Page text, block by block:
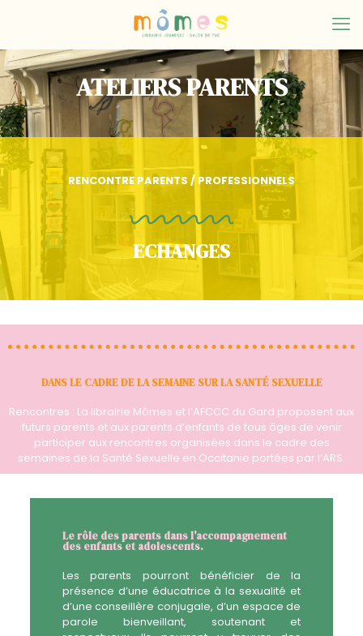
ATELIERS PARENTS
RENCONTRE PARENTS / PROFESSIONNELS
ECHANGES
DANS LE CADRE DE LA SEMAINE SUR LA SANTÉ SEXUELLE
Rencontres : La librairie Mômes et l’AFCCC du Gard proposent aux
futurs parents et aux parents d’enfants de tous âges de venir
participer aux rencontres organisées dans le cadre des
semaines de la Santé Sexuelle en Occitanie portées par l’ARS.
Le rôle des parents dans l'accompagnement
des enfants et adolescents.
Les parents pourront bénéficier de la
présence d’une éducatrice à la sexualité et
d’une conseillère conjugale, d’un espace de
parole bienveillant, soutenant et